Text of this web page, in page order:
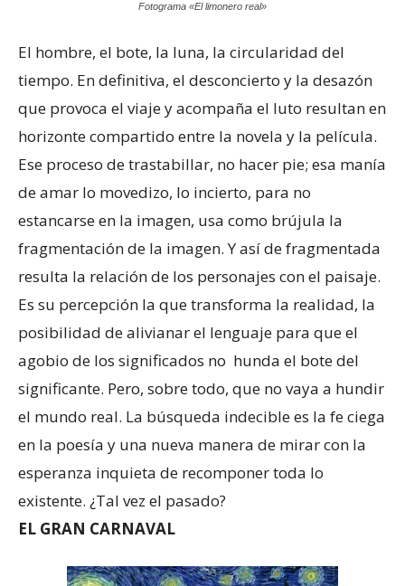
Fotograma «El limonero real»
El hombre, el bote, la luna, la circularidad del
tiempo. En definitiva, el desconcierto y la desazón
que provoca el viaje y acompaña el luto resultan en
horizonte compartido entre la novela y la película.
Ese proceso de trastabillar, no hacer pie; esa manía
de amar lo movedizo, lo incierto, para no
estancarse en la imagen, usa como brújula la
fragmentación de la imagen. Y así de fragmentada
resulta la relación de los personajes con el paisaje.
Es su percepción la que transforma la realidad, la
posibilidad de alivianar el lenguaje para que el
agobio de los significados no hunda el bote del
significante. Pero, sobre todo, que no vaya a hundir
el mundo real. La búsqueda indecible es la fe ciega
en la poesía y una nueva manera de mirar con la
esperanza inquieta de recomponer toda lo
existente. ¿Tal vez el pasado?
EL GRAN CARNAVAL